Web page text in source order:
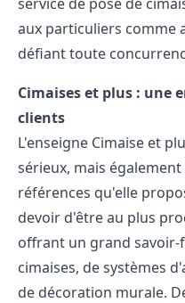
aux particuliers comme
défiant toute
Cimaises et plus : une
clients
L'enseigne Cimaise et
sérieux, mais
références qu'elle
devoir d'être au plus
offrant un grand
cimaises, de systèmes
de décoration murale.